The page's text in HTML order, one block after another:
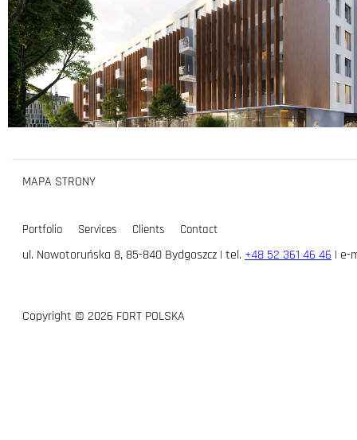
MAPA STRONY
Portfolio Services Clients
Contact
ul. Nowotoruńska 8, 85-840 Bydgoszcz | tel. +48 52 361 46 46 | e-
Copyright © 2026 FORT POLSKA